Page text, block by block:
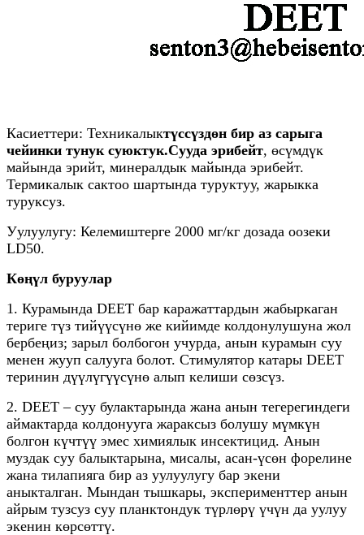
Касиеттери: Техникалыктүссүздөн бир аз сарыга
чейинки тунук суюктук.Сууда эрибейт, өсүмдүк
майында эрийт, минералдык майында эрибейт.
Термикалык сактоо шартында туруктуу, жарыкка
туруксуз.
Уулуулугу: Келемиштерге 2000 мг/кг дозада оозеки
LD50.
Көңүл буруулар
1. Курамында DEET бар каражаттардын жабыркаган
териге түз тийүүсүнө же кийимде колдонулушуна жол
бербеңиз; зарыл болбогон учурда, анын курамын суу
менен жууп салууга болот. Стимулятор катары DEET
теринин дүүлүгүүсүнө алып келиши сөзсүз.
2. DEET – суу булактарында жана анын тегерегиндеги
аймактарда колдонууга жараксыз болушу мүмкүн
болгон күчтүү эмес химиялык инсектицид. Анын
муздак суу балыктарына, мисалы, асан-үсөн форелине
жана тилапияга бир аз уулуулугу бар экени
аныкталган. Мындан тышкары, эксперименттер анын
айрым тузсуз суу планктондук түрлөрү үчүн да уулуу
экенин көрсөттү.